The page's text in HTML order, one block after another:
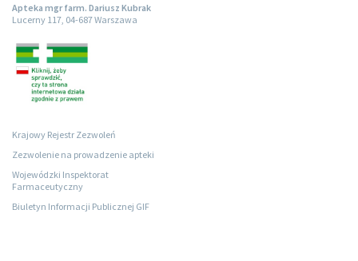
Apteka mgr farm. Dariusz Kubrak
Lucerny 117, 04-687 Warszawa
Krajowy Rejestr Zezwoleń
Zezwolenie na prowadzenie apteki
Wojewódzki Inspektorat
Farmaceutyczny
Biuletyn Informacji Publicznej GIF